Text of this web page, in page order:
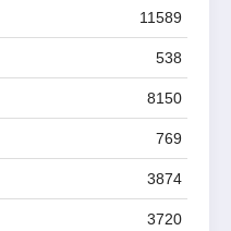
11589
538
8150
769
3874
3720